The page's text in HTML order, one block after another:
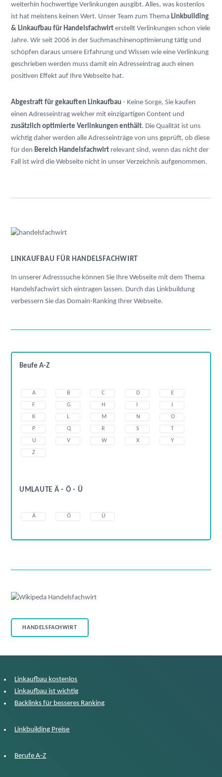
weiterhin hochwertige Verlinkungen ausgibt. Alles, was kostenlos
ist hat meistens keinen Wert. Unser Team zum Thema Linkbuilding
& Linkaufbau für Handelsfachwirt erstellt Verlinkungen schon viele
Jahre. Wir seit 2006 in der Suchmaschinenoptimierung tätig und
schöpfen daraus unsere Erfahrung und Wissen wie eine Verlinkung
geschrieben werden muss damit ein Adresseintrag auch einen
positiven Effekt auf Ihre Webseite hat.
Abgestraft für gekauften Linkaufbau - Keine Sorge, Sie kaufen
einen Adresseintrag welcher mit einzigartigen Content und
zusätzlich optimierte Verlinkungen enthält. Die Qualität ist uns
wichtig daher werden alle Adresseinträge von uns geprüft, ob diese
für den Bereich Handelsfachwirt relevant sind, wenn das nicht der
Fall ist wird die Webseite nicht in unser Verzeichnis aufgenommen.
LINKAUFBAU FÜR HANDELSFACHWIRT
In unserer Adresssuche können Sie Ihre Webseite mit dem Thema
Handelsfachwirt sich eintragen lassen. Durch das Linkbuildung
verbessern Sie das Domain-Ranking Ihrer Webseite.
Beufe A-Z
A B C D
E
F
G H
J
K
L M N
O
P
Q R S
T
U
V W X
Y
Z
UMLAUTE Ä - Ö - Ü
Ä Ö Ü
HANDELSFACHWIRT
Linkaufbau kostenlos
Linkaufbau ist wichtig
Backlinks für besseres Ranking
Linkbuilding Preise
Berufe A-Z